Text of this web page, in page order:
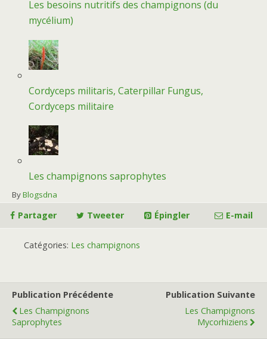
Les besoins nutritifs des champignons (du
mycélium)
Cordyceps militaris, Caterpillar Fungus,
Cordyceps militaire
Les champignons saprophytes
ByBlogsdna
Partager Tweeter Épingler E-mail
Catégories: Les champignons
Publication Précédente
Les Champignons
Saprophytes
Publication Suivante
Les Champignons
Mycorhiziens